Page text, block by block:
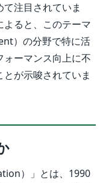
て注目されていま
ると、このテーマ
）の分野で特に活
ーマンス向上に不
が示唆されていま
）」とは、1990